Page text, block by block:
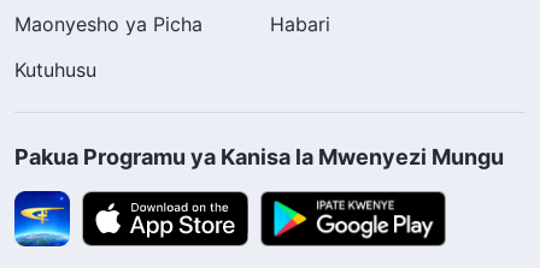
Maonyesho ya Picha
Habari
Kutuhusu
Pakua Programu ya Kanisa la Mwenyezi Mungu